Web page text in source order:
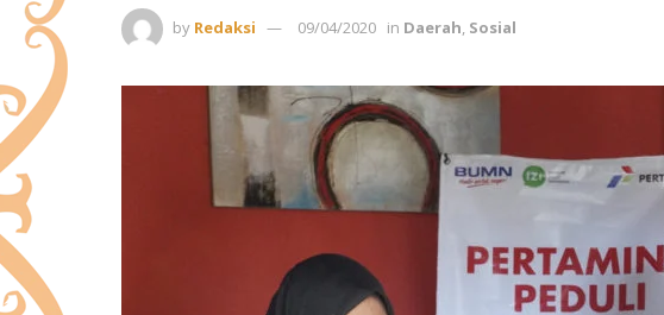
by Redaksi 09/04/2020 in Daerah, Sosial